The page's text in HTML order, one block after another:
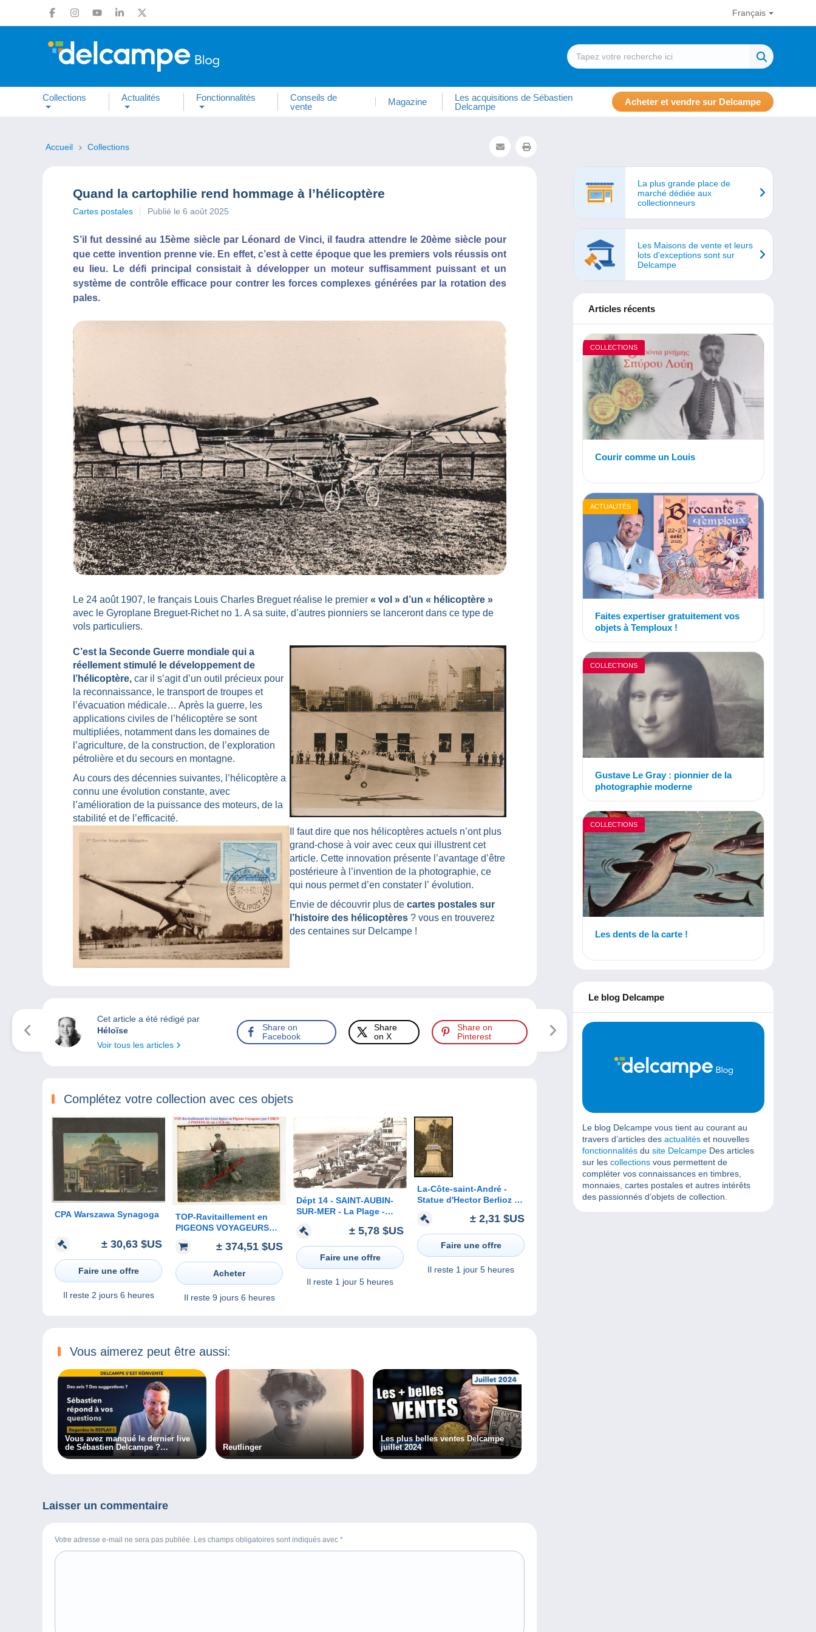
Français
Collections Actualités Fonctionnalités
Conseils de
vente
Magazine
Les acquisitions de Sébastien
Delcampe
Acheter et vendre sur Delcampe
Accueil Collections
Quand la cartophilie rend hommage à l’hélicoptère
Cartes postales Publié le 6 août 2025
S’il fut dessiné au 15ème siècle par Léonard de Vinci, il faudra attendre le 20ème siècle pour
que cette invention prenne vie. En effet, c’est à cette époque que les premiers vols réussis ont
eu lieu. Le défi principal consistait à développer un moteur suffisamment puissant et un
système de contrôle efficace pour contrer les forces complexes générées par la rotation des
pales.
Le 24 août 1907, le français Louis Charles Breguet réalise le premier « vol » d’un « hélicoptère »
avec le Gyroplane Breguet-Richet no 1. A sa suite, d’autres pionniers se lanceront dans ce type de
vols particuliers.
C’est la Seconde Guerre mondiale qui a
réellement stimulé le développement de
l’hélicoptère, car il s’agit d’un outil précieux pour
la reconnaissance, le transport de troupes et
l’évacuation médicale… Après la guerre, les
applications civiles de l’hélicoptère se sont
multipliées, notamment dans les domaines de
l’agriculture, de la construction, de l’exploration
pétrolière et du secours en montagne.
Au cours des décennies suivantes, l’hélicoptère a
connu une évolution constante, avec
l’amélioration de la puissance des moteurs, de la
stabilité et de l’efficacité.
Il faut dire que nos hélicoptères actuels n’ont plus
grand-chose à voir avec ceux qui illustrent cet
article. Cette innovation présente l’avantage d’être
postérieure à l’invention de la photographie, ce
qui nous permet d’en constater l’ évolution.
Envie de découvrir plus de cartes postales sur
l’histoire des hélicoptères ? vous en trouverez
des centaines sur Delcampe !
Cet article a été rédigé par
Héloïse
Voir tous les articles
Share on
Facebook
Share
on X
Share on
Pinterest
Complétez votre collection avec ces objets
CPA Warszawa Synagoga
± 30,63 $US
Faire une offre
Il reste 2 jours 6 heures
TOP-Ravitaillement en
PIGEONS VOYAGEURS
BRIEFTAUBEN-3x
PHOTOS all.-Guerre 14-
18-1 WK-Militaria-
± 374,51 $US
Acheter
Il reste 9 jours 6 heures
Dépt 14 - SAINT-AUBIN-
SUR-MER - La Plage -
automobiles anciennes
± 5,78 $US
Faire une offre
Il reste 1 jour 5 heures
La-Côte-saint-André -
Statue d'Hector Berlioz -
± 2,31 $US
Faire une offre
Il reste 1 jour 5 heures
Vous aimerez peut être aussi:
Vous avez manqué le dernier live
de Sébastien Delcampe ?
Regardez-le en replay !
Reutlinger
Les plus belles ventes Delcampe
juillet 2024
Laisser un commentaire
Votre adresse e-mail ne sera pas publiée. Les champs obligatoires sont indiqués avec *
La plus grande place de
marché dédiée aux
collectionneurs
Les Maisons de vente et leurs
lots d'exceptions sont sur
Delcampe
Articles récents
COLLECTIONS
Courir comme un Louis
ACTUALITÉS
Faites expertiser gratuitement vos
objets à Temploux !
COLLECTIONS
Gustave Le Gray : pionnier de la
photographie moderne
COLLECTIONS
Les dents de la carte !
Le blog Delcampe
Le blog Delcampe vous tient au courant au
travers d’articles des actualités et nouvelles
fonctionnalités du site Delcampe Des articles
sur les collections vous permettent de
compléter vos connaissances en timbres,
monnaies, cartes postales et autres intérêts
des passionnés d’objets de collection.